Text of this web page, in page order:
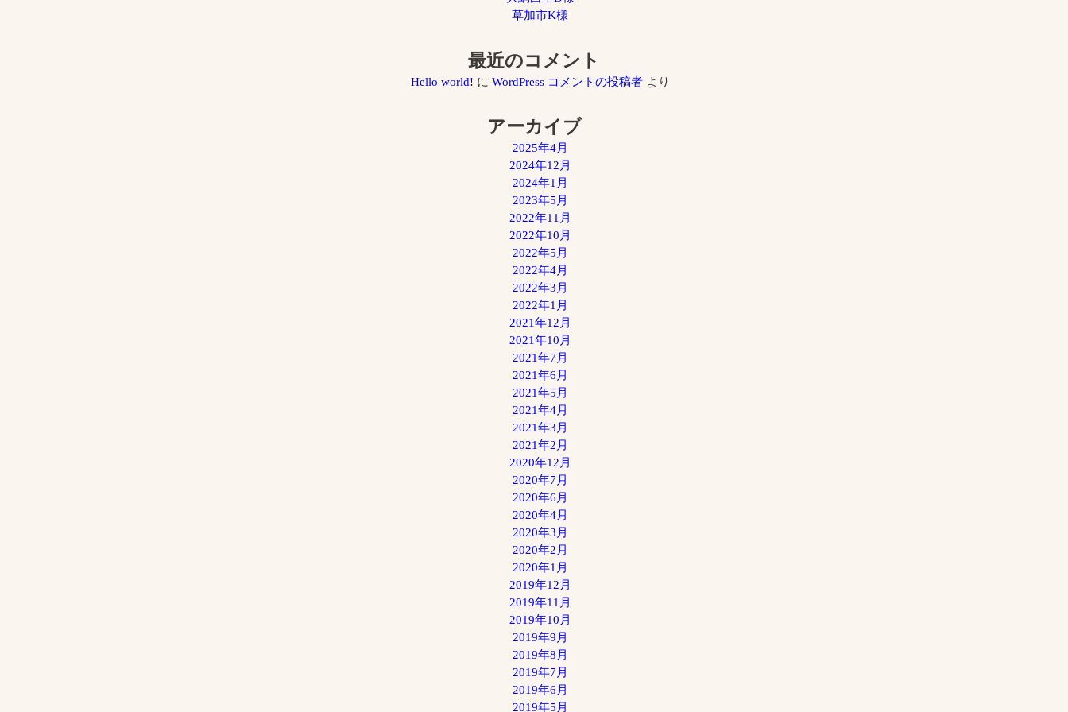
草加市K様
最近のコメント
Hello world! に WordPress コメントの投稿者より
アーカイブ
2025年4月
2024年12月
2024年1月
2023年5月
2022年11月
2022年10月
2022年5月
2022年4月
2022年3月
2022年1月
2021年12月
2021年10月
2021年7月
2021年6月
2021年5月
2021年4月
2021年3月
2021年2月
2020年12月
2020年7月
2020年6月
2020年4月
2020年3月
2020年2月
2020年1月
2019年12月
2019年11月
2019年10月
2019年9月
2019年8月
2019年7月
2019年6月
2019年5月